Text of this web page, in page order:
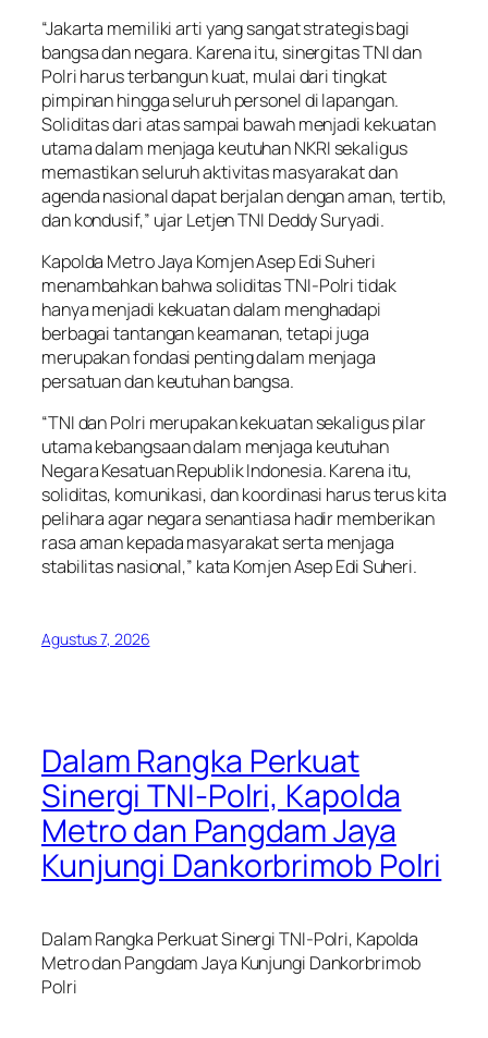
“Jakarta memiliki arti yang sangat strategis bagi
bangsa dan negara. Karena itu, sinergitas TNI dan
Polri harus terbangun kuat, mulai dari tingkat
pimpinan hingga seluruh personel di lapangan.
Soliditas dari atas sampai bawah menjadi kekuatan
utama dalam menjaga keutuhan NKRI sekaligus
memastikan seluruh aktivitas masyarakat dan
agenda nasional dapat berjalan dengan aman, tertib,
dan kondusif,” ujar Letjen TNI Deddy Suryadi.
Kapolda Metro Jaya Komjen Asep Edi Suheri
menambahkan bahwa soliditas TNI-Polri tidak
hanya menjadi kekuatan dalam menghadapi
berbagai tantangan keamanan, tetapi juga
merupakan fondasi penting dalam menjaga
persatuan dan keutuhan bangsa.
“TNI dan Polri merupakan kekuatan sekaligus pilar
utama kebangsaan dalam menjaga keutuhan
Negara Kesatuan Republik Indonesia. Karena itu,
soliditas, komunikasi, dan koordinasi harus terus kita
pelihara agar negara senantiasa hadir memberikan
rasa aman kepada masyarakat serta menjaga
stabilitas nasional,” kata Komjen Asep Edi Suheri.
Agustus 7, 2026
Dalam Rangka Perkuat
Sinergi TNI-Polri, Kapolda
Metro dan Pangdam Jaya
Kunjungi Dankorbrimob Polri
Dalam Rangka Perkuat Sinergi TNI-Polri, Kapolda
Metro dan Pangdam Jaya Kunjungi Dankorbrimob
Polri